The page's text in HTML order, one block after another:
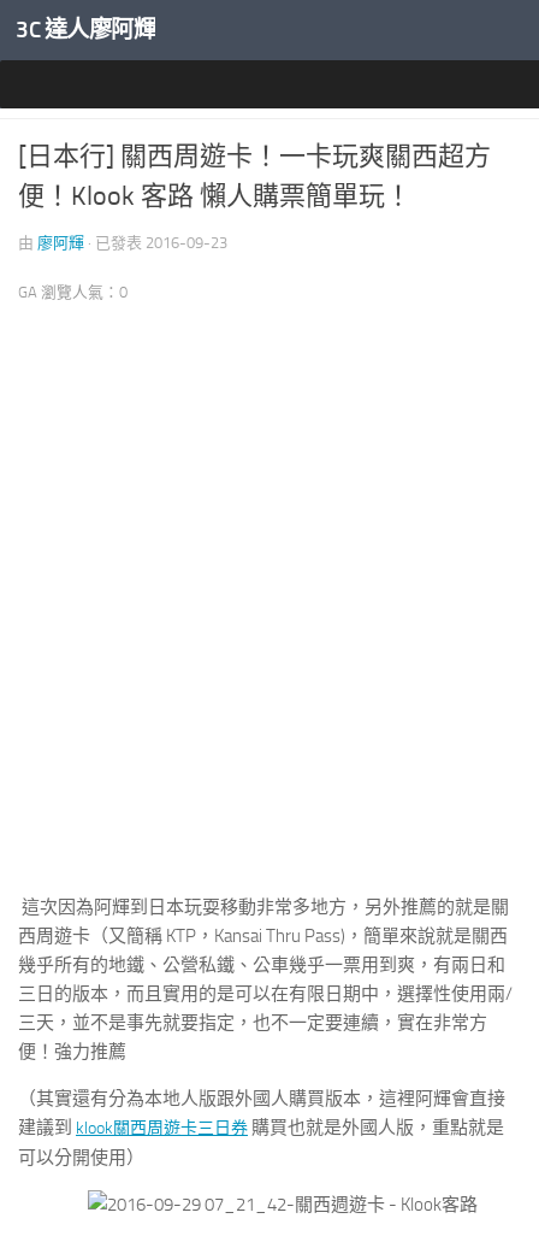
內文下方
3C 達人廖阿輝
[日本行] 關西周遊卡！一卡玩爽關西超方
便！Klook 客路 懶人購票簡單玩！
由 廖阿輝 · 已發表 2016-09-23
GA 瀏覽人氣：0
這次因為阿輝到日本玩耍移動非常多地方，另外推薦的就是關
西周遊卡（又簡稱 KTP，Kansai Thru Pass)，簡單來說就是關西
幾乎所有的地鐵、公營私鐵、公車幾乎一票用到爽，有兩日和
三日的版本，而且實用的是可以在有限日期中，選擇性使用兩/
三天，並不是事先就要指定，也不一定要連續，實在非常方
便！強力推薦
（其實還有分為本地人版跟外國人購買版本，這裡阿輝會直接
建議到 klook關西周遊卡三日券 購買也就是外國人版，重點就是
可以分開使用）